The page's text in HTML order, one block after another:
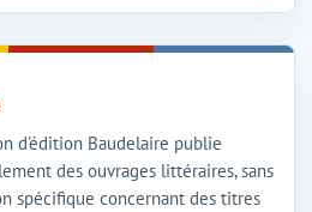
d'édition Baudelaire publie
des ouvrages littéraires, sans
spécifique concernant des titres